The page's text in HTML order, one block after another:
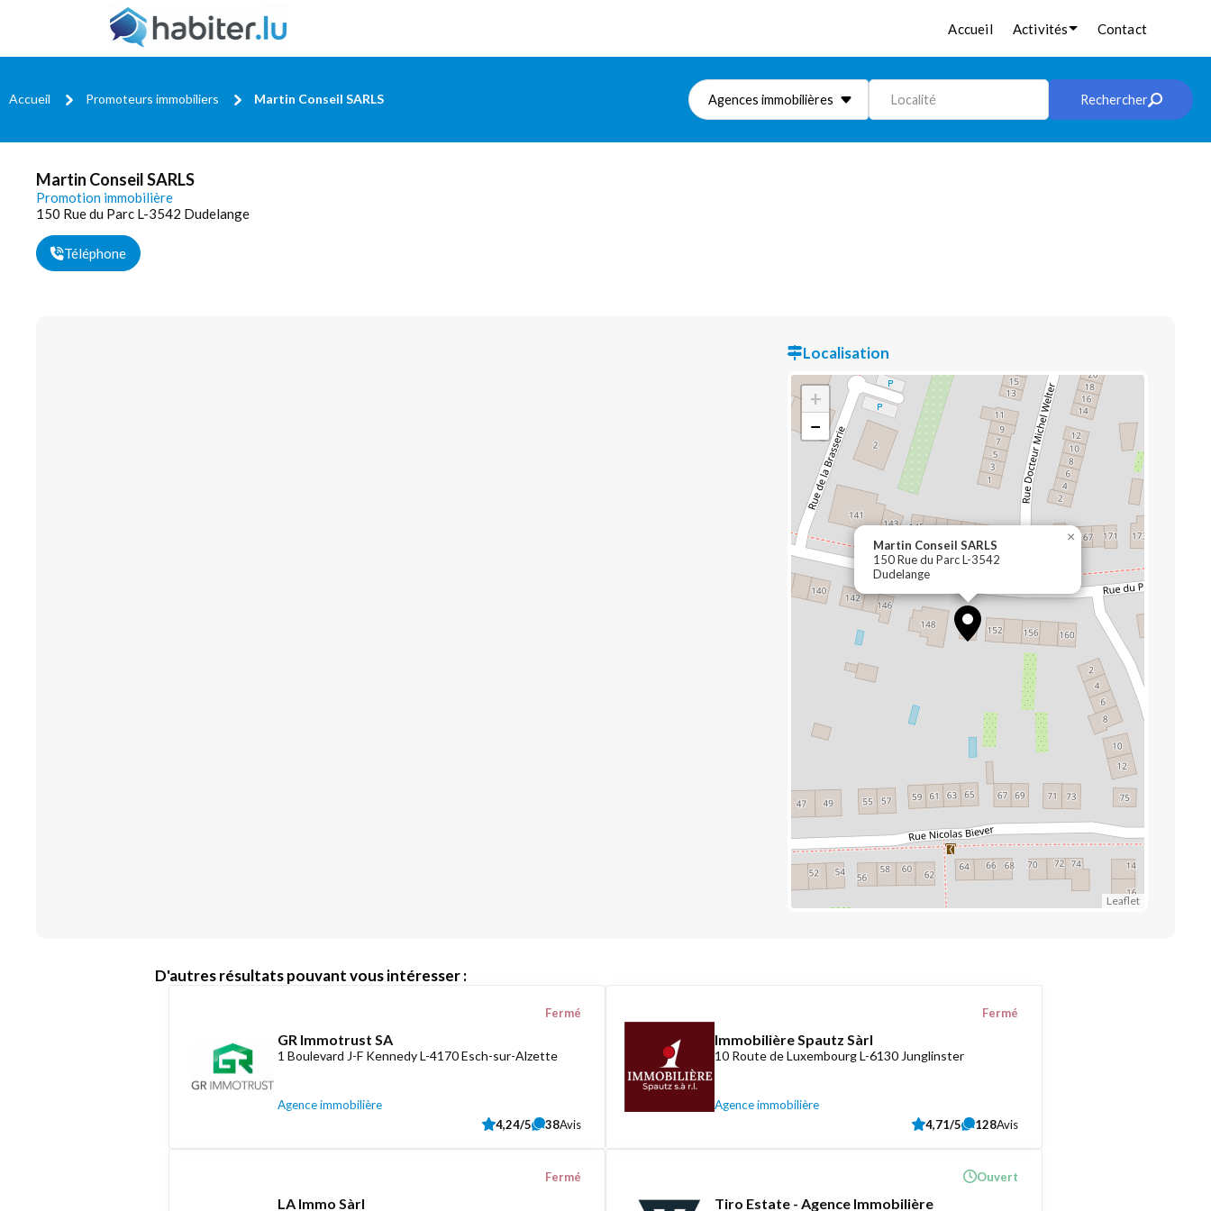
Accueil Activités Contact
Accueil Promoteurs immobiliers Martin Conseil SARLS Agences immobilières Localité Rechercher
Martin Conseil SARLS
Promotion immobilière
150 Rue du Parc L-3542 Dudelange
Téléphone
Localisation
Martin Conseil SARLS
150 Rue du Parc L-3542
Dudelange
×
+
−
Leaflet
D'autres résultats pouvant vous intéresser :
GR Immotrust SA
1 Boulevard J-F Kennedy L-4170 Esch-sur-Alzette
Agence immobilière
Fermé
4,24/5 38Avis
Immobilière Spautz Sàrl
10 Route de Luxembourg L-6130 Junglinster
Agence immobilière
Fermé
4,71/5 128Avis
LA Immo Sàrl
Fermé
Tiro Estate - Agence Immobilière
Ouvert